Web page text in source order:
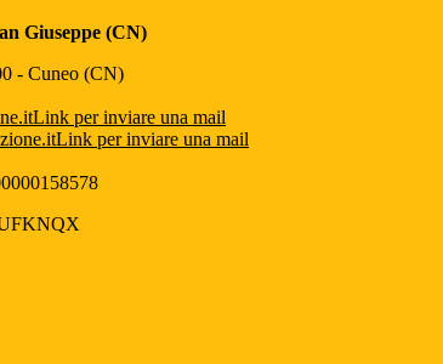
Giuseppe (CN)
- Cuneo (CN)
Link per inviare una mail
Link per inviare una mail